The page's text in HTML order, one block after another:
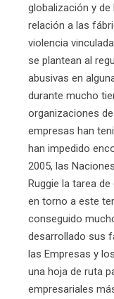
globalización y de
relación a las
violencia
se plantean al
abusivas en
durante mucho
organizaciones
empresas han
han impedido
2005, las
Ruggie la tarea
en torno a este
conseguido
desarrollado sus
las Empresas y
una hoja de ruta
empresariales